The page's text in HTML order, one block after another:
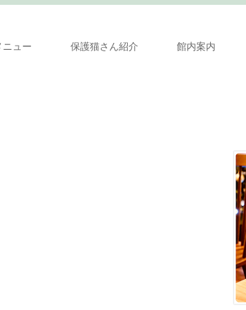
ュー 保護猫さん紹介 館内案内